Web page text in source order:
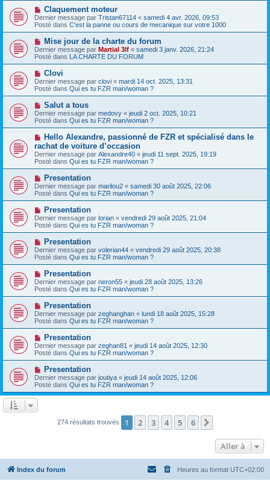
e
e
s
s
a
g
e
a
u
m
e
s
a
g
e
N
o
u
v
e
a
u
m
e
s
s
a
g
e
Claquement moteur
Dernier message par Tristan67114 « samedi 4 avr. 2026, 09:53
Posté dans C'est la panne ou cours de mecanique sur votre 1000
N
o
u
v
a
u
m
e
s
s
a
g
e
Mise jour de la charte du forum
Dernier message par Martial 3lf « samedi 3 janv. 2026, 21:24
Posté dans LA CHARTE DU FORUM
N
o
u
v
e
a
u
m
e
s
a
g
e
Clovi
Dernier message par clovi « mardi 14 oct. 2025, 13:31
Posté dans Qui es tu FZR man/woman ?
N
o
u
v
e
a
u
m
e
s
s
a
g
e
Salut a tous
Dernier message par medovy « jeudi 2 oct. 2025, 10:21
Posté dans Qui es tu FZR man/woman ?
N
u
v
e
a
m
e
s
s
a
g
e
Hello Alexandre, passionné de FZR et spécialisé dans le
rachat de voiture d’occasion
Dernier message par Alexandre40 « jeudi 11 sept. 2025, 19:19
Posté dans Qui es tu FZR man/woman ?
N
o
u
v
e
a
u
m
e
s
a
g
e
Presentation
Dernier message par marilou2 « samedi 30 août 2025, 22:06
Posté dans Qui es tu FZR man/woman ?
N
o
u
v
e
a
u
m
e
s
a
g
e
Presentation
Dernier message par lorian « vendredi 29 août 2025, 21:04
Posté dans Qui es tu FZR man/woman ?
N
o
u
v
e
a
u
m
e
s
a
g
e
Presentation
Dernier message par volerian44 « vendredi 29 août 2025, 20:38
Posté dans Qui es tu FZR man/woman ?
N
o
u
v
e
a
u
m
e
s
a
g
e
Presentation
Dernier message par neron55 « jeudi 28 août 2025, 13:26
Posté dans Qui es tu FZR man/woman ?
N
o
u
v
e
a
u
m
e
s
a
g
e
Presentation
Dernier message par zeghanghan « lundi 18 août 2025, 15:28
Posté dans Qui es tu FZR man/woman ?
N
o
u
v
e
a
u
m
e
Presentation
Dernier message par zeghan81 « jeudi 14 août 2025, 12:30
Posté dans Qui es tu FZR man/woman ?
N
o
u
v
e
Presentation
Dernier message par joutiya « jeudi 14 août 2025, 12:06
Posté dans Qui es tu FZR man/woman ?
274 résultats trouvés 1 2 3 4 5 6
Aller à
Index du forum Heures au format UTC+02:00